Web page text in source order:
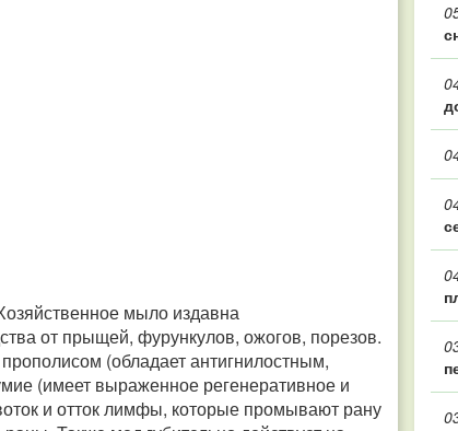
мыло издавна
от прыщей, фурункулов, ожогов, порезов.
(обладает антигнилостным,
(имеет выраженное регенеративное и
и отток лимфы, которые промывают рану